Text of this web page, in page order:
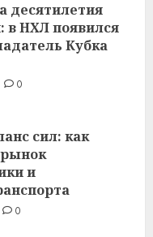
десятилетия
в НХЛ появился
Кубка
0
сил: как
и
0